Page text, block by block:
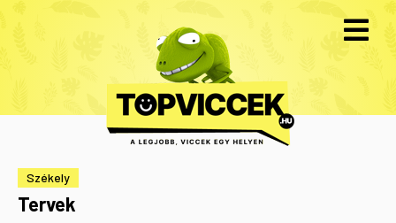
Székely
Tervek